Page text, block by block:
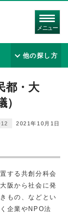
メニュー
他の探し方
都・大
2021年10月1日
する共創分科会
阪から社会に発
もの、などとい
企業やNPO法